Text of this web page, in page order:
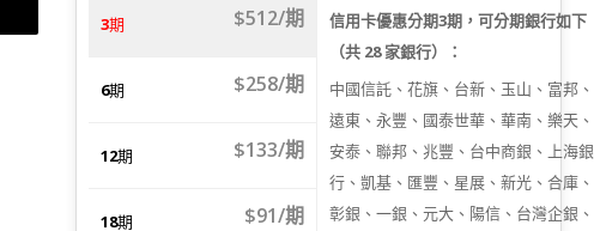
3期 $512/期
6期 $258/期
12期 $133/期
18期 $91/期
信用卡優惠分期3期，可分期銀行如下
（共 28 家銀行）：
中國信託、花旗、台新、玉山、富邦、
遠東、永豐、國泰世華、華南、樂天、
安泰、聯邦、兆豐、台中商銀、上海銀
行、凱基、匯豐、星展、新光、合庫、
彰銀、一銀、元大、陽信、台灣企銀、